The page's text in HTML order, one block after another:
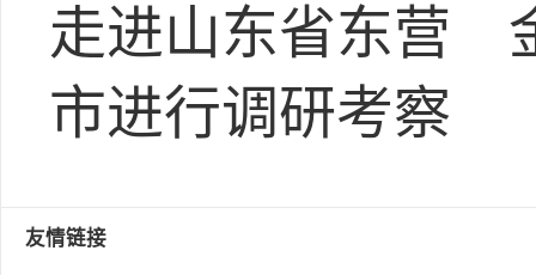
走进山东省东营
市进行调研考察
友情链接